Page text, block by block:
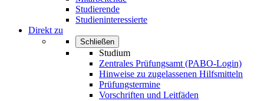
Studierende
Studieninteressierte
Direkt zu
Schließen
Studium
Zentrales Prüfungsamt (PABO-Login)
Hinweise zu zugelassenen Hilfsmitteln
Prüfungstermine
Vorschriften und Leitfäden